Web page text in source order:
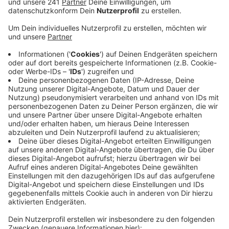
Anzeige
Am Infoschalter der Zulassung kann sich jeder ein
Ticket holen. Das heißt, wer früh da ist, kommt schnell
dran. Es geht der Reihe nach und um 16 Uhr gibt’s die
letzten Tickets.
Wer heute kein Ticket mehr bekommt oder keine Zeit
hat, der hat trotzdem die Möglichkeit sich persönlich
ein Ticket abzuholen, und zwar nächste Woche
Mittwoch. Die Kreisverwaltung will solche Aktionen
auch in der Zukunft beibehalten – Details sind aber
noch nicht bekannt.
Die Zulassungsstelle in Schleiden macht bei den
Termin vereinbart werden.